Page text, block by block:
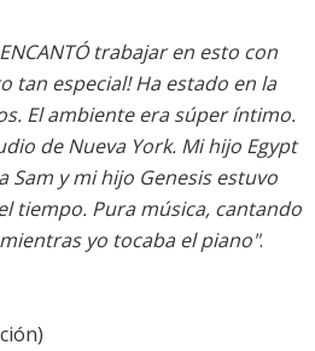
ENCANTÓ trabajar en esto con
tan especial! Ha estado en la
El ambiente era súper íntimo.
de Nueva York. Mi hijo Egypt
Sam y mi hijo Genesis estuvo
tiempo. Pura música, cantando
yo tocaba el piano".